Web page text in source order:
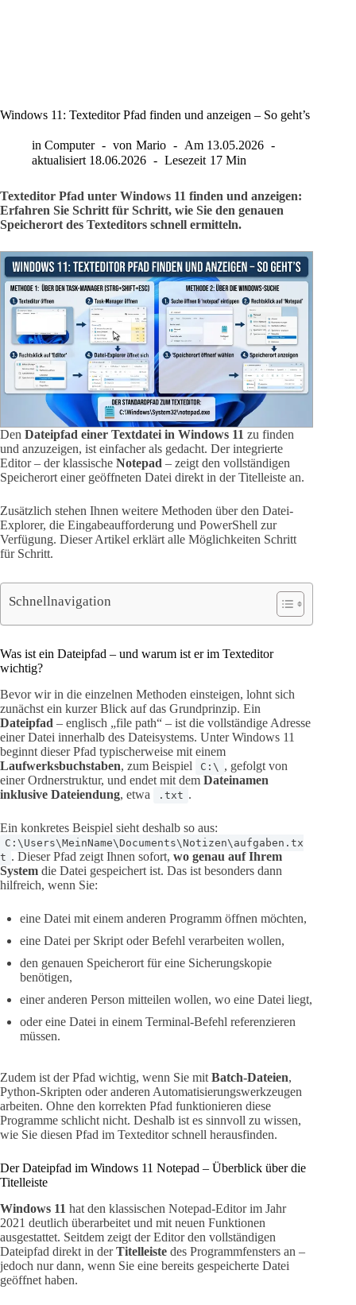
Windows 11: Texteditor Pfad finden und anzeigen – So geht’s
in Computer von Mario Am 13.05.2026
aktualisiert 18.06.2026 Lesezeit 17 Min
Texteditor Pfad unter Windows 11 finden und anzeigen:
Erfahren Sie Schritt für Schritt, wie Sie den genauen
Speicherort des Texteditors schnell ermitteln.
Den Dateipfad einer Textdatei in Windows 11 zu finden
und anzuzeigen, ist einfacher als gedacht. Der integrierte
Editor – der klassische Notepad – zeigt den vollständigen
Speicherort einer geöffneten Datei direkt in der Titelleiste an.
Zusätzlich stehen Ihnen weitere Methoden über den Datei-
Explorer, die Eingabeaufforderung und PowerShell zur
Verfügung. Dieser Artikel erklärt alle Möglichkeiten Schritt
für Schritt.
Schnellnavigation
Was ist ein Dateipfad – und warum ist er im Texteditor
wichtig?
Bevor wir in die einzelnen Methoden einsteigen, lohnt sich
zunächst ein kurzer Blick auf das Grundprinzip. Ein
Dateipfad – englisch „file path“ – ist die vollständige Adresse
einer Datei innerhalb des Dateisystems. Unter Windows 11
beginnt dieser Pfad typischerweise mit einem
Laufwerksbuchstaben, zum Beispiel C:\ , gefolgt von
einer Ordnerstruktur, und endet mit dem Dateinamen
inklusive Dateiendung, etwa .txt .
Ein konkretes Beispiel sieht deshalb so aus:
C:\Users\MeinName\Documents\Notizen\aufgaben.tx
t . Dieser Pfad zeigt Ihnen sofort, wo genau auf Ihrem
System die Datei gespeichert ist. Das ist besonders dann
hilfreich, wenn Sie:
eine Datei mit einem anderen Programm öffnen möchten,
eine Datei per Skript oder Befehl verarbeiten wollen,
den genauen Speicherort für eine Sicherungskopie
benötigen,
einer anderen Person mitteilen wollen, wo eine Datei liegt,
oder eine Datei in einem Terminal-Befehl referenzieren
müssen.
Zudem ist der Pfad wichtig, wenn Sie mit Batch-Dateien,
Python-Skripten oder anderen Automatisierungswerkzeugen
arbeiten. Ohne den korrekten Pfad funktionieren diese
Programme schlicht nicht. Deshalb ist es sinnvoll zu wissen,
wie Sie diesen Pfad im Texteditor schnell herausfinden.
Der Dateipfad im Windows 11 Notepad – Überblick über die
Titelleiste
Windows 11 hat den klassischen Notepad-Editor im Jahr
2021 deutlich überarbeitet und mit neuen Funktionen
ausgestattet. Seitdem zeigt der Editor den vollständigen
Dateipfad direkt in derTitelleiste des Programmfensters an –
jedoch nur dann, wenn Sie eine bereits gespeicherte Datei
geöffnet haben.